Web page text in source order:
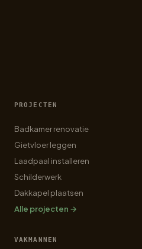
PROJECTEN
Badkamer renovatie
Gietvloer leggen
Laadpaal installeren
Schilderwerk
Dakkapel plaatsen
Alle projecten →
VAKMANNEN